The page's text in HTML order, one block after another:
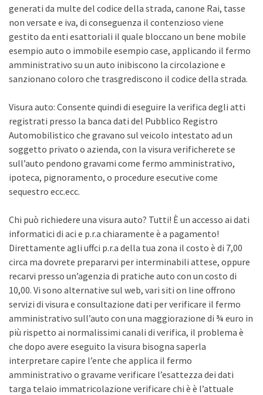
generati da multe del codice della strada, canone Rai, tasse
non versate e iva, di conseguenza il contenzioso viene
gestito da enti esattoriali il quale bloccano un bene mobile
esempio auto o immobile esempio case, applicando il fermo
amministrativo su un auto inibiscono la circolazione e
sanzionano coloro che trasgrediscono il codice della strada.
Visura auto: Consente quindi di eseguire la verifica degli atti
registrati presso la banca dati del Pubblico Registro
Automobilistico che gravano sul veicolo intestato ad un
soggetto privato o azienda, con la visura verificherete se
sull’auto pendono gravami come fermo amministrativo,
ipoteca, pignoramento, o procedure esecutive come
sequestro ecc.ecc.
Chi può richiedere una visura auto? Tutti! È un accesso ai dati
informatici di aci e p.r.a chiaramente è a pagamento!
Direttamente agli uffci p.r.a della tua zona il costo è di 7,00
circa ma dovrete prepararvi per interminabili attese, oppure
recarvi presso un’agenzia di pratiche auto con un costo di
10,00. Vi sono alternative sul web, vari siti on line offrono
servizi di visura e consultazione dati per verificare il fermo
amministrativo sull’auto con una maggiorazione di ¾ euro in
più rispetto ai normalissimi canali di verifica, il problema è
che dopo avere eseguito la visura bisogna saperla
interpretare capire l’ente che applica il fermo
amministrativo o gravame verificare l’esattezza dei dati
targa telaio immatricolazione verificare chi è è l’attuale